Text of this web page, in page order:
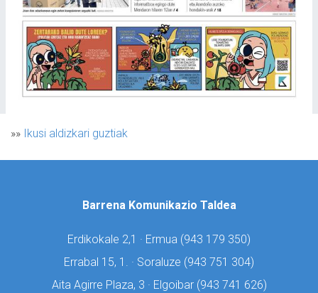
»» Ikusi aldizkari guztiak
Barrena Komunikazio Taldea
Erdikokale 2,1 · Ermua (943 179 350)
Errabal 15, 1. · Soraluze (943 751 304)
Aita Agirre Plaza, 3 · Elgoibar (943 741 626)